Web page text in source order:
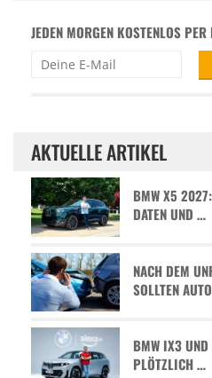
JEDEN MORGEN KOSTENLOS
AKTUELLE ARTIKEL
BMW X5 2027:
ATEN UND …
NACH DEM
SOLLTEN
BMW IX3 UND
PLÖTZLICH …